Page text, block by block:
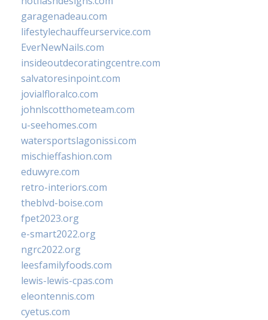
garagenadeau.com
lifestylechauffeurservice.com
EverNewNails.com
insideoutdecoratingcentre.com
salvatoresinpoint.com
jovialfloralco.com
johnlscotthometeam.com
u-seehomes.com
watersportslagonissi.com
mischieffashion.com
eduwyre.com
retro-interiors.com
theblvd-boise.com
fpet2023.org
e-smart2022.org
ngrc2022.org
leesfamilyfoods.com
lewis-lewis-cpas.com
eleontennis.com
cyetus.com